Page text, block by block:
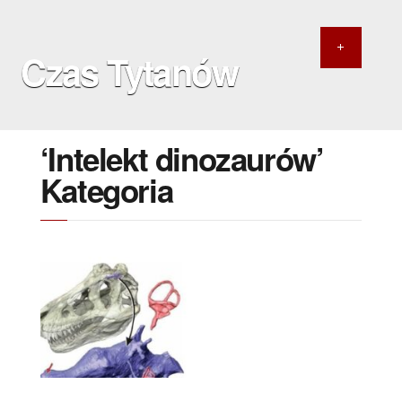
Czas Tytanów
‘Intelekt dinozaurów’
Kategoria
26 STYCZNIA 2024
”Intelektualiści” ?